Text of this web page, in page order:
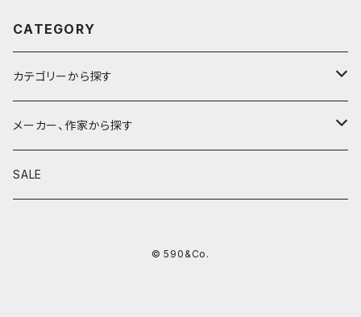
CATEGORY
カテゴリーから探す
鉛筆
鉛筆補助軸
メーカー、作家から探す
590&Co.
SALE
© 590&Co.